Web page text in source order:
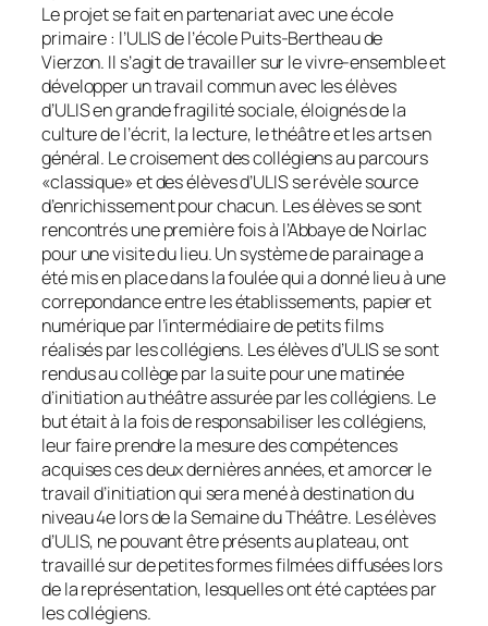
Le projet se fait en partenariat avec une école
primaire : l’ULIS de l’école Puits-Bertheau de
Vierzon. Il s’agit de travailler sur le vivre-ensemble et
développer un travail commun avec les élèves
d’ULIS en grande fragilité sociale, éloignés de la
culture de l’écrit, la lecture, le théâtre et les arts en
général. Le croisement des collégiens au parcours
«classique» et des élèves d’ULIS se révèle source
d’enrichissement pour chacun. Les élèves se sont
rencontrés une première fois à l’Abbaye de Noirlac
pour une visite du lieu. Un système de parainage a
été mis en place dans la foulée qui a donné lieu à une
correpondance entre les établissements, papier et
numérique par l’intermédiaire de petits films
réalisés par les collégiens. Les élèves d’ULIS se sont
rendus au collège par la suite pour une matinée
d’initiation au théâtre assurée par les collégiens. Le
but était à la fois de responsabiliser les collégiens,
leur faire prendre la mesure des compétences
acquises ces deux dernières années, et amorcer le
travail d’initiation qui sera mené à destination du
niveau 4e lors de la Semaine du Théâtre. Les élèves
d’ULIS, ne pouvant être présents au plateau, ont
travaillé sur de petites formes filmées diffusées lors
de la représentation, lesquelles ont été captées par
les collégiens.